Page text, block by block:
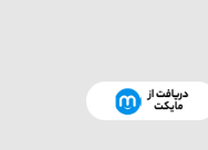
تومان